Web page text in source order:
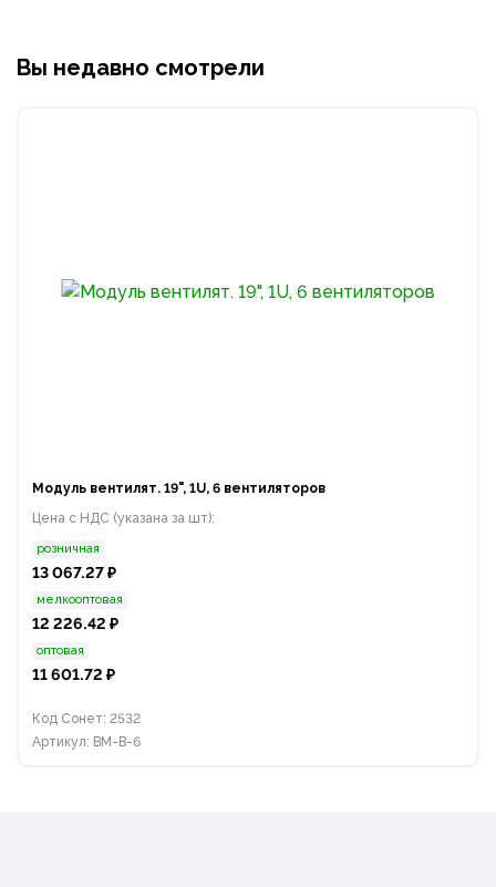
Вы недавно смотрели
Модуль вентилят. 19", 1U, 6 вентиляторов
Цена с НДС (указана за шт):
розничная
13 067.27 ₽
мелкооптовая
12 226.42 ₽
оптовая
11 601.72 ₽
Код Сонет: 2532
Артикул: ВМ-В-6